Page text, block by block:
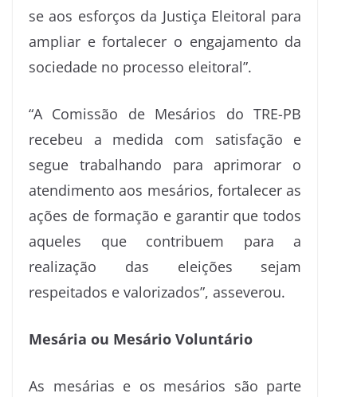
se aos esforços da Justiça Eleitoral para
ampliar e fortalecer o engajamento da
sociedade no processo eleitoral”.
“A Comissão de Mesários do TRE-PB
recebeu a medida com satisfação e
segue trabalhando para aprimorar o
atendimento aos mesários, fortalecer as
ações de formação e garantir que todos
aqueles que contribuem para a
realização das eleições sejam
respeitados e valorizados”, asseverou.
Mesária ou Mesário Voluntário
As mesárias e os mesários são parte